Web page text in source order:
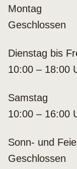
Montag
Geschlossen
Dienstag bis
10:00 – 18:00
Samstag
10:00 – 16:00
Sonn- und
Geschlossen